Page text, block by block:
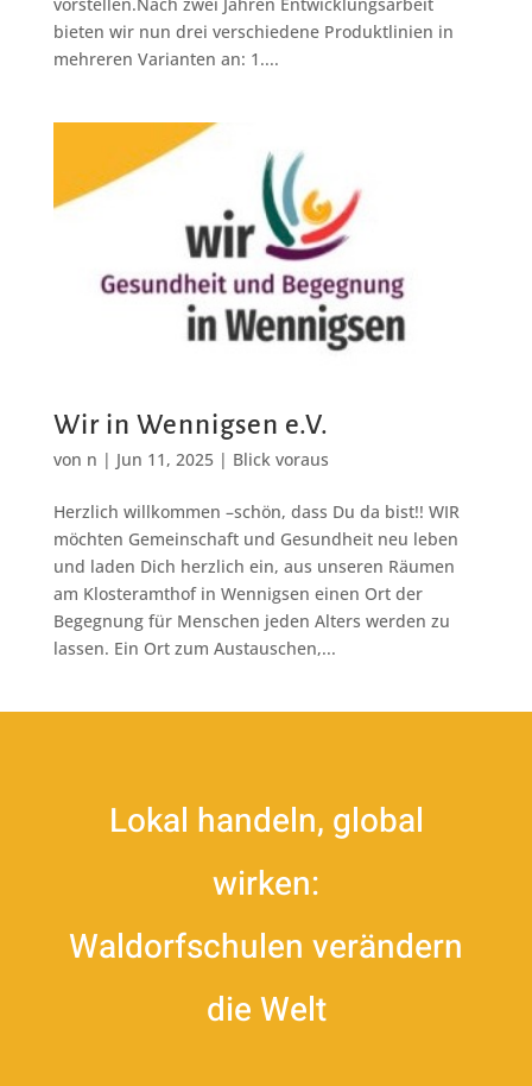
bieten wir nun drei verschiedene Produktlinien in
mehreren Varianten an: 1....
Wir in Wennigsen e.V.
von n | Jun 11, 2025| Blick voraus
Herzlich willkommen –schön, dass Du da bist!! WIR
möchten Gemeinschaft und Gesundheit neu leben
und laden Dich herzlich ein, aus unseren Räumen
am Klosteramthof in Wennigsen einen Ort der
Begegnung für Menschen jeden Alters werden zu
lassen. Ein Ort zum Austauschen,...
Lokal handeln, global
wirken:
Waldorfschulen verändern
die Welt